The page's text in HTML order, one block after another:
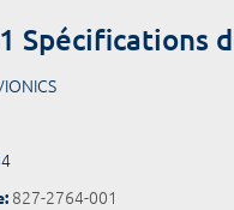
Spécifications
827-2764-001